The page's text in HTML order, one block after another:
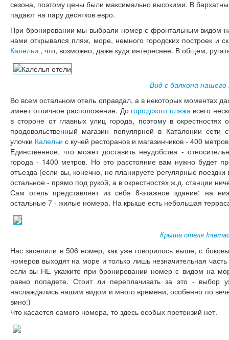
сезона, поэтому цены были максимально высокими. В
падают на пару десятков евро.
При бронировании мы выбрали номер с фронтальным видом
нами открывался пляж, море, немного городских построек и
Калельи , что, возможно, даже куда интереснее. В общем,
Вид с балкона
Во всем остальном отель оправдал, а в некоторых моментах
имеет отличное расположение. До городского пляжа всего
в стороне от главных улиц города, поэтому в
продовольственный магазин популярной в Каталонии
улочки Калельи с кучей ресторанов и магазинчиков - 400
Единственное, что может доставить неудобства -
города - 1400 метров. Но это расстояние вам нужно будет
отъезда (если вы, конечно, не планируете регулярные
остальное - прямо под рукой, а в окрестностях ж.д. станции
Сам отель представляет из себя 8-этажное здание: на
остальные 7 - жилые номера. На крыше есть небольшая
Крыша отеля
Нас заселили в 506 номер, как уже говорилось выше, с
номеров выходят на море и только лишь незначительная
если вы НЕ укажите при бронировании номер с видом на
равно попадете. Стоит ли переплачивать за это - выбор
наслаждались нашим видом и много времени, особенно по
вино:)
Что касается самого номера, то здесь особых претензий нет.